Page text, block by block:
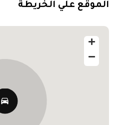
الموقع علي الخريطة